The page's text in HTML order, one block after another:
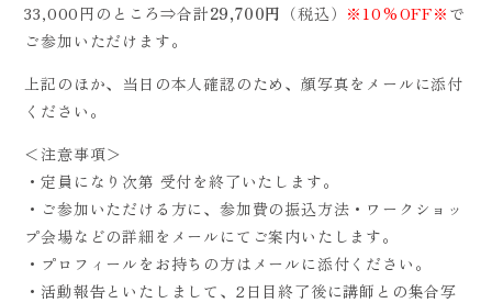
33,000円のところ⇒合計29,700円 （税込） ※10%OFF※ で
ご参加いただけます。
上記のほか、当日の本人確認のため、顔写真をメールに添付
ください。
＜注意事項＞
・定員になり次第 受付を終了いたします。
・ご参加いただける方に、参加費の振込方法・ワークショッ
プ会場などの詳細をメールにてご案内いたします。
・プロフィールをお持ちの方はメールに添付ください。
・活動報告といたしまして、2日目終了後に講師との集合写